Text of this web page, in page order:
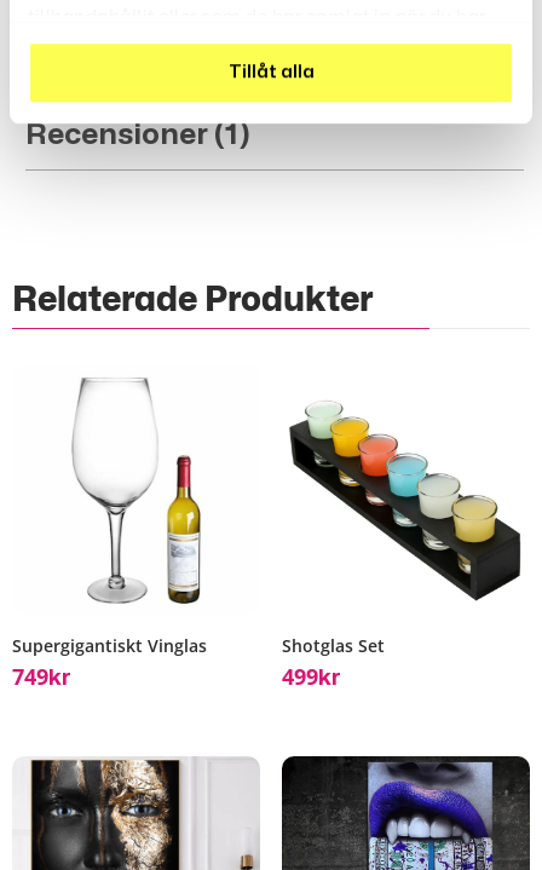
använt deras tjänster.
Tillåt alla
Uppladdningsbara Våt- Och Torrmopp!
Recensioner (1)
Relaterade Produkter
Supergigantiskt Vinglas
749Kr
Shotglas Set
499Kr